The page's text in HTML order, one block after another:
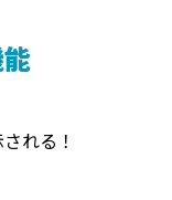
れる！